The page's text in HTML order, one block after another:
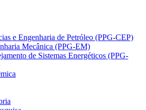
e Engenharia de Petróleo (PPG-CEP)
Mecânica (PPG-EM)
de Sistemas Energéticos (PPG-